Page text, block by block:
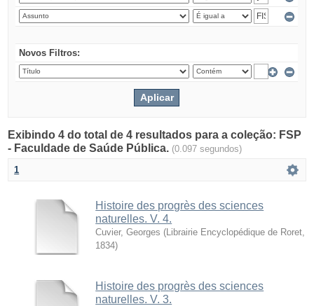
Novos Filtros:
Exibindo 4 do total de 4 resultados para a coleção: FSP
- Faculdade de Saúde Pública. (0.097 segundos)
1
Histoire des progrès des sciences
naturelles. V. 4.
Cuvier, Georges ( Librairie Encyclopédique de Roret
1834)
Histoire des progrès des sciences
naturelles. V. 3.